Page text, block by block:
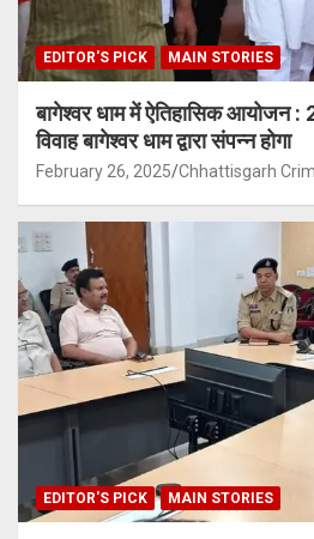
EDITOR'S PICK MAIN STORIES
बागेश्वर धाम में ऐतिहासिक आयोजन :
विवाह बागेश्वर धाम द्वारा संपन्न होगा
February 26, 2025 Chhattisgarh
EDITOR'S PICK MAIN STORIES